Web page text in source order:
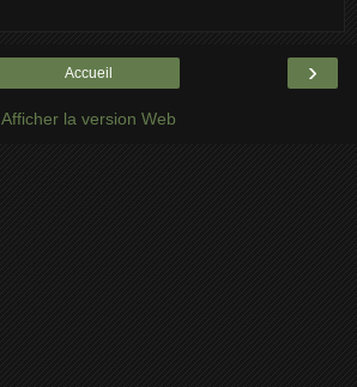
›
Accueil
Afficher la version Web